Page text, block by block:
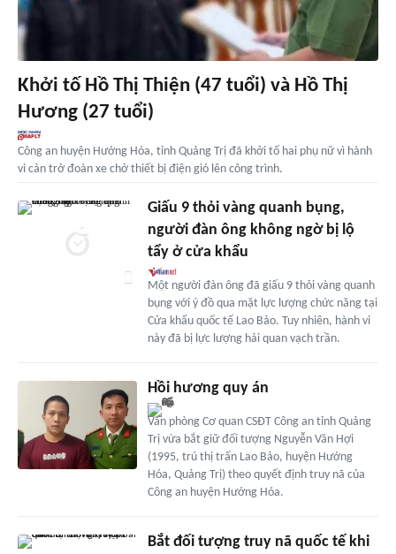
Khởi tố Hồ Thị Thiện (47 tuổi) và Hồ Thị
Hương (27 tuổi)
Công an huyện Hướng Hóa, tỉnh Quảng Trị đã khởi tố hai phụ nữ vì hành
vi cản trở đoàn xe chở thiết bị điện gió lên công trình.
Giấu 9 thỏi vàng quanh bụng,
người đàn ông không ngờ bị lộ
tẩy ở cửa khẩu
Một người đàn ông đã giấu 9 thỏi vàng quanh
bụng với ý đồ qua mặt lực lượng chức năng tại
Cửa khẩu quốc tế Lao Bảo. Tuy nhiên, hành vi
này đã bị lực lượng hải quan vạch trần.
Hồi hương quy án
Văn phòng Cơ quan CSĐT Công an tỉnh Quảng
Trị vừa bắt giữ đối tượng Nguyễn Văn Hợi
(1995, trú thị trấn Lao Bảo, huyện Hướng
Hóa, Quảng Trị) theo quyết định truy nã của
Công an huyện Hướng Hóa.
Bắt đối tượng truy nã quốc tế khi